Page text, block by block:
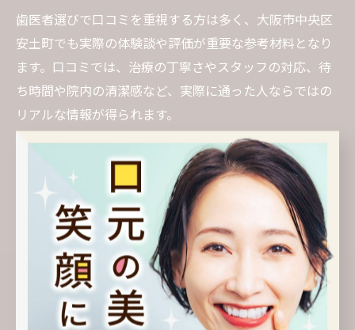
歯医者選びで口コミを重視する方は多く、大阪市中央区
安土町でも実際の体験談や評価が重要な参考材料となり
ます。口コミでは、治療の丁寧さやスタッフの対応、待
ち時間や院内の清潔感など、実際に通った人ならではの
リアルな情報が得られます。
口コミをチェックする際は、良い評価だけでなく、悪い
評価や具体的な改善点にも目を通しましょう。特に「予
約が取りやすかった」「説明がわかりやすかった」とい
った声は、安心して通院できる医院選びのヒントになり
口コミサイトやレビューの内容は個人の感想であるた
め、複数の意見を総合的に判断することが大切です。自
分のニーズや重視するポイントと照らし合わせて、納得